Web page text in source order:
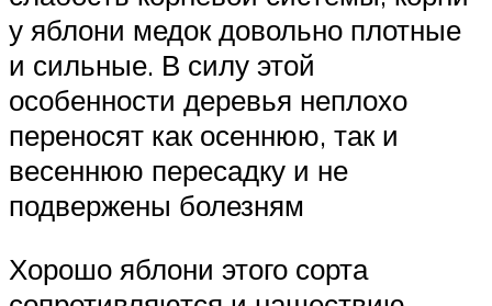
у яблони медок довольно плотные
и сильные. В силу этой
особенности деревья неплохо
переносят как осеннюю, так и
весеннюю пересадку и не
подвержены болезням
Хорошо яблони этого сорта